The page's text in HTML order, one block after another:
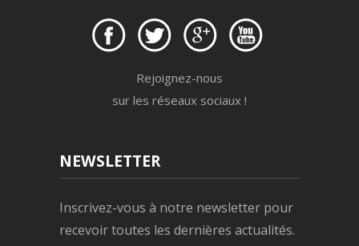
Rejoignez-nous
sur les réseaux sociaux !
NEWSLETTER
Inscrivez-vous à notre newsletter pour
recevoir toutes les dernières actualités.